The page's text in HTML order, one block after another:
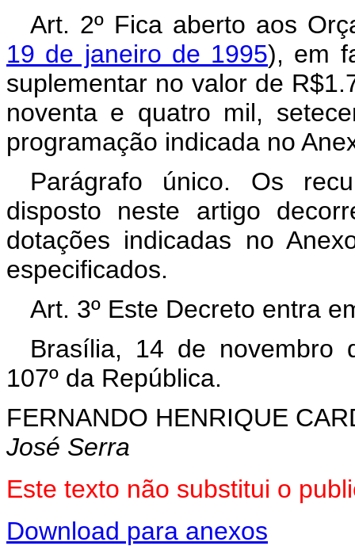
Art. 2º Fica aberto aos
19 de janeiro de 1995), em
suplementar no valor de
noventa e quatro mil,
programação indicada no
Parágrafo único. Os
disposto neste artigo
dotações indicadas no
especificados.
Art. 3º Este Decreto entra
Brasília, 14 de novembro
107º da República.
FERNANDO HENRIQUE
José Serra
Este texto não substitui o
Download para anexos